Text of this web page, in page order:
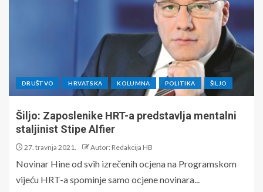
DRUŠTVO HRVATSKA KOLUMNA POLITIKA ŠILJO
Šiljo: Zaposlenike HRT-a predstavlja mentalni
staljinist Stipe Alfier
27. travnja 2021. Autor: Redakcija HB
Novinar Hine od svih izrečenih ocjena na Programskom
vijeću HRT-a spominje samo ocjene novinara...